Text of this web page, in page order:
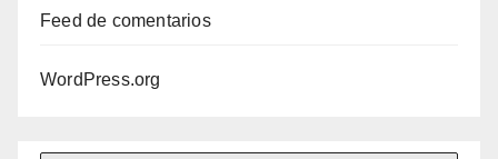
Feed de comentarios
WordPress.org